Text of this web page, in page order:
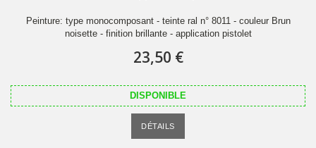
Peinture: type monocomposant - teinte ral n° 8011 - couleur Brun
noisette - finition brillante - application pistolet
23,50 €
DISPONIBLE
DÉTAILS